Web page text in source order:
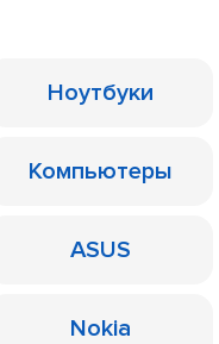
Ноутбуки
Компьютеры
ASUS
Nokia